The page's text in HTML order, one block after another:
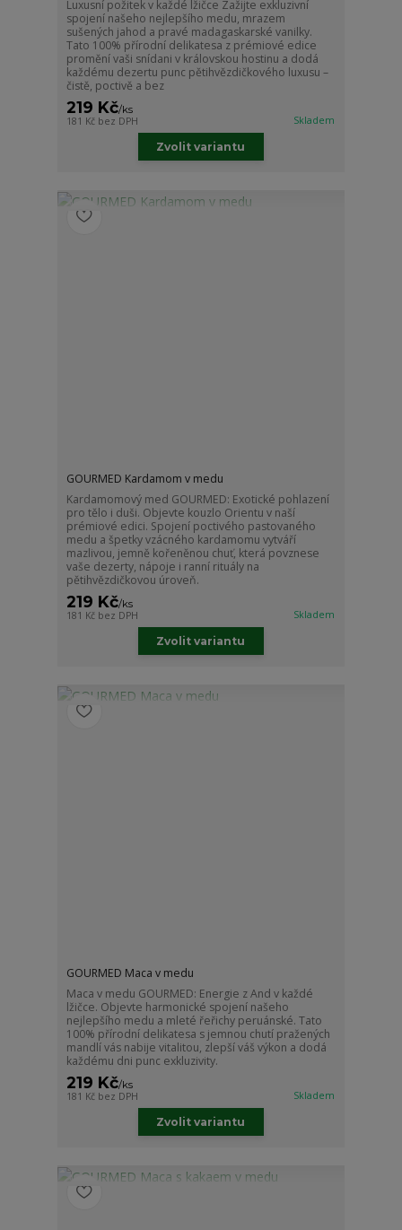
Luxusní požitek v každé lžičce Zažijte exkluzivní
spojení našeho nejlepšího medu, mrazem
sušených jahod a pravé madagaskarské vanilky.
Tato 100% přírodní delikatesa z prémiové edice
promění vaši snídani v královskou hostinu a dodá
každému dezertu punc pětihvězdičkového luxusu –
čistě, poctivě a bez
219 Kč/ks
181 Kč bez DPH Skladem
Zvolit variantu
GOURMED Kardamom v medu
Kardamomový med GOURMED: Exotické pohlazení
pro tělo i duši. Objevte kouzlo Orientu v naší
prémiové edici. Spojení poctivého pastovaného
medu a špetky vzácného kardamomu vytváří
mazlivou, jemně kořeněnou chuť, která povznese
vaše dezerty, nápoje i ranní rituály na
pětihvězdičkovou úroveň.
219 Kč/ks
181 Kč bez DPH Skladem
Zvolit variantu
GOURMED Maca v medu
Maca v medu GOURMED: Energie z And v každé
lžičce. Objevte harmonické spojení našeho
nejlepšího medu a mleté řeřichy peruánské. Tato
100% přírodní delikatesa s jemnou chutí pražených
mandlí vás nabije vitalitou, zlepší váš výkon a dodá
každému dni punc exkluzivity.
219 Kč/ks
181 Kč bez DPH Skladem
Zvolit variantu